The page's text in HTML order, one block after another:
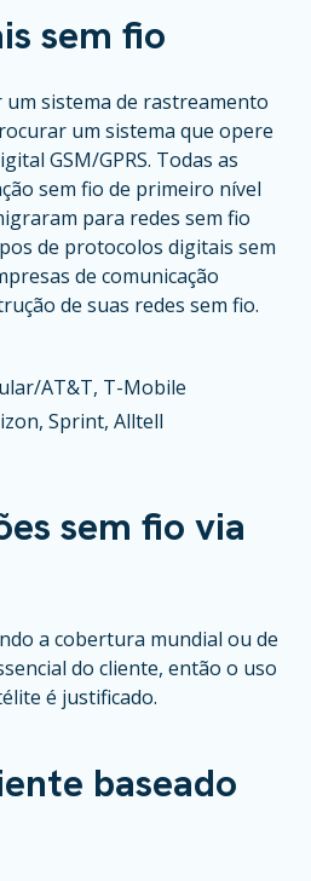
sem fio
um sistema de rastreamento
um sistema que opere
GSM/GPRS. Todas as
sem fio de primeiro nível
para redes sem fio
de protocolos digitais sem
de comunicação
de suas redes sem fio.
AT&T, T-Mobile
Sprint, Alltell
sem fio via
a cobertura mundial ou de
do cliente, então o uso
é justificado.
baseado